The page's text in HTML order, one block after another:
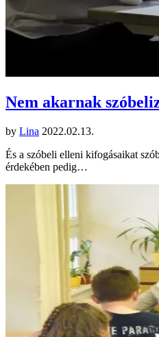
Nem akarnak
by Lina 2022.02.13.
És a szóbeli elleni kifogásaikat
érdekében pedig…